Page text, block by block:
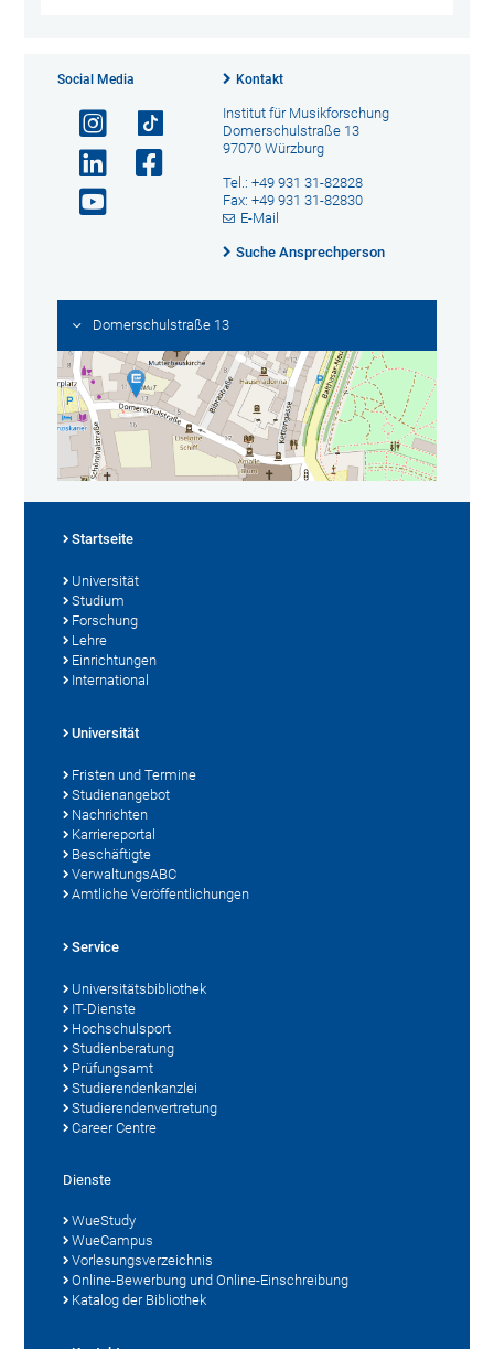
Social Media Kontakt
Institut für Musikforschung
Domerschulstraße 13
97070 Würzburg
Tel.: +49 931 31-82828
Fax: +49 931 31-82830
E-Mail
Suche Ansprechperson
Domerschulstraße 13
Startseite
Universität
Studium
Forschung
Lehre
Einrichtungen
International
Universität
Fristen und Termine
Studienangebot
Nachrichten
Karriereportal
Beschäftigte
VerwaltungsABC
Amtliche Veröffentlichungen
Service
Universitätsbibliothek
IT-Dienste
Hochschulsport
Studienberatung
Prüfungsamt
Studierendenkanzlei
Studierendenvertretung
Career Centre
Dienste
WueStudy
WueCampus
Vorlesungsverzeichnis
Online-Bewerbung und Online-Einschreibung
Katalog der Bibliothek